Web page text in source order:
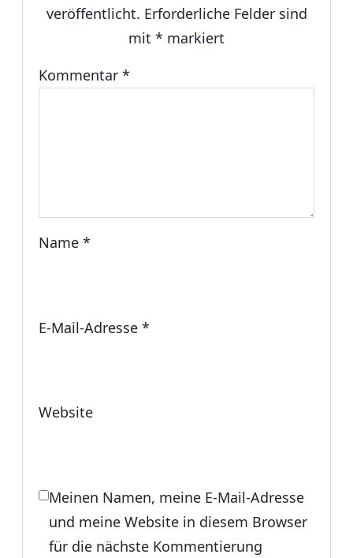
veröffentlicht. Erforderliche Felder sind
mit * markiert
Kommentar *
Name *
E-Mail-Adresse *
Website
Meinen Namen, meine E-Mail-Adresse
und meine Website in diesem Browser
für die nächste Kommentierung